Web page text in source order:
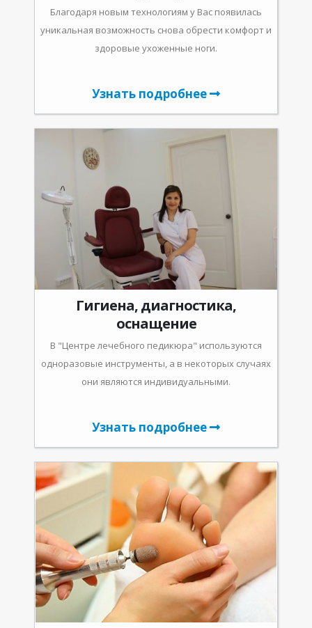
Благодаря новым технологиям у Вас появилась
уникальная возможность снова обрести комфорт и
здоровые ухоженные ноги.
Узнать подробнее
Гигиена, диагностика,
оснащение
В "Центре лечебного педикюра" используются
одноразовые инструменты, а в некоторых случаях
они являются индивидуальными.
Узнать подробнее